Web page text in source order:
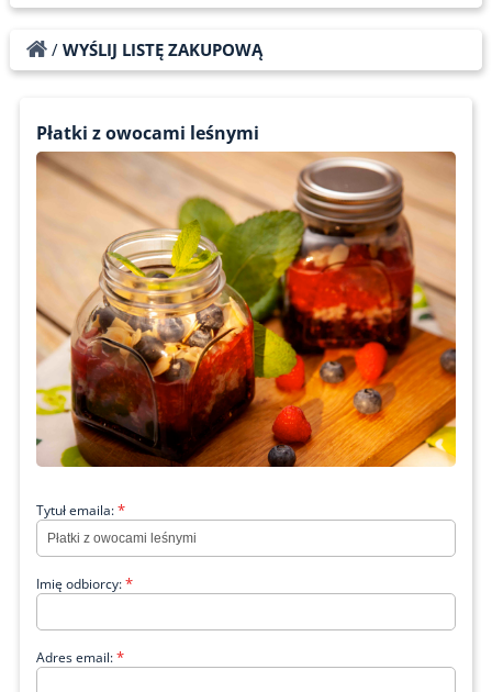
/ WYŚLIJ LISTĘ ZAKUPOWĄ
Płatki z owocami leśnymi
Tytuł emaila:*
Imię odbiorcy:*
Adres email:*